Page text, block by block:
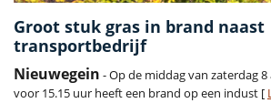
Groot stuk gras in brand naast
transportbedrijf
Nieuwegein - Op de middag van zaterdag
voor 15.15 uur heeft een brand op een indust [